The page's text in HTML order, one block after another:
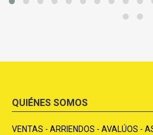
QUIÉNES SOMOS
VENTAS - ARRIENDOS - AVALÚOS -